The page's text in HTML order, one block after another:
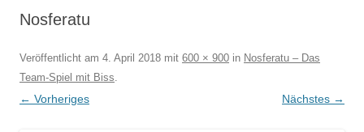
Nosferatu
Veröffentlicht am 4. April 2018 mit 600 × 900 in Nosferatu – Das
Team-Spiel mit Biss.
← Vorheriges Nächstes →